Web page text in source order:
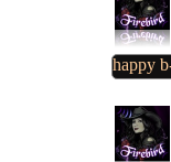
happy